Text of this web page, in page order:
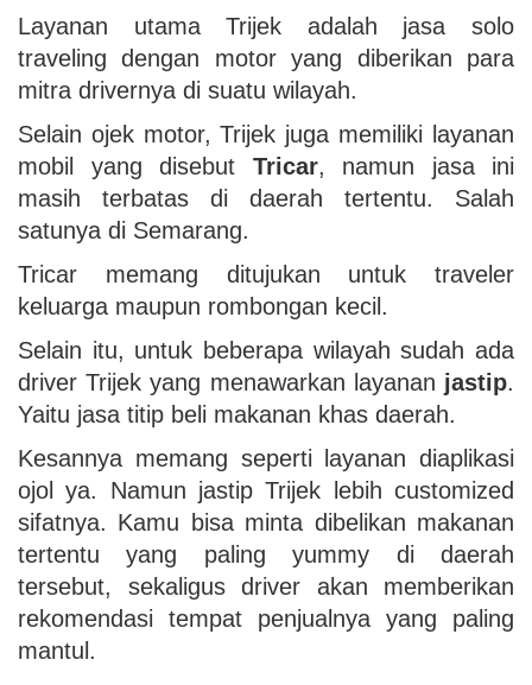
Layanan utama Trijek adalah jasa solo
traveling dengan motor yang diberikan para
mitra drivernya di suatu wilayah.
Selain ojek motor, Trijek juga memiliki layanan
mobil yang disebut Tricar, namun jasa ini
masih terbatas di daerah tertentu. Salah
satunya di Semarang.
Tricar memang ditujukan untuk traveler
keluarga maupun rombongan kecil.
Selain itu, untuk beberapa wilayah sudah ada
driver Trijek yang menawarkan layanan jastip.
Yaitu jasa titip beli makanan khas daerah.
Kesannya memang seperti layanan diaplikasi
ojol ya. Namun jastip Trijek lebih customized
sifatnya. Kamu bisa minta dibelikan makanan
tertentu yang paling yummy di daerah
tersebut, sekaligus driver akan memberikan
rekomendasi tempat penjualnya yang paling
mantul.